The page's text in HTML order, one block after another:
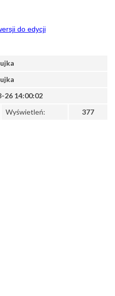
do edycji
Wyświetleń: 377
26 14:00:02